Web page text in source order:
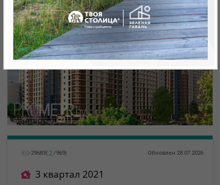
29683( 2 /969) Обновлен 28.07.2026
3 квартал 2021